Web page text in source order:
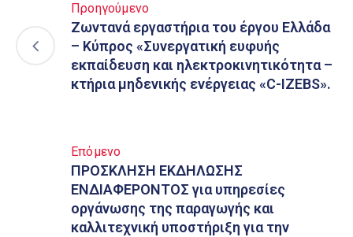
Προηγούμενο
Ζωντανά εργαστήρια του έργου Ελλάδα
– Κύπρος «Συνεργατική ευφυής
εκπαίδευση και ηλεκτροκινητικότητα –
κτήρια μηδενικής ενέργειας «C-IZEBS».
Επόμενο
ΠΡΟΣΚΛΗΣΗ ΕΚΔΗΛΩΣΗΣ
ΕΝΔΙΑΦΕΡΟΝΤΟΣ για υπηρεσίες
οργάνωσης της παραγωγής και
καλλιτεχνική υποστήριξη για την